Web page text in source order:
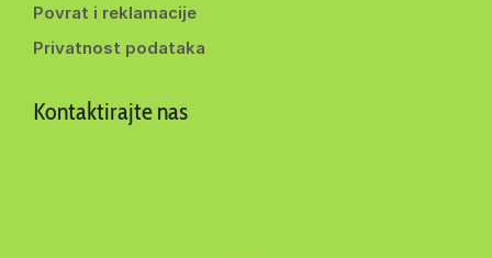
Povrat i reklamacije
Privatnost podataka
Kontaktirajte nas